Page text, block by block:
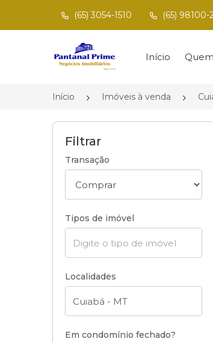
(65) 3054-1510 (65) 98100-
Página inicial
Início
Início Imóveis à venda
Filtrar
Transação
Tipos de imóvel
Localidades
Em condomínio fechado?